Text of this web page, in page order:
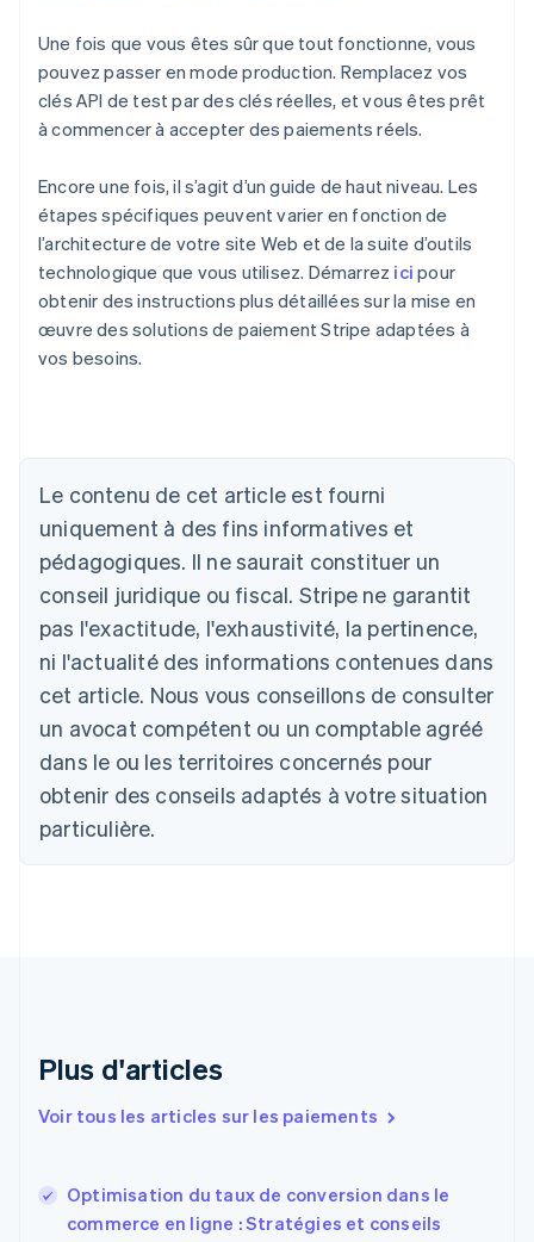
Une fois que vous êtes sûr que tout fonctionne, vous
pouvez passer en mode production. Remplacez vos
clés API de test par des clés réelles, et vous êtes prêt
à commencer à accepter des paiements réels.
Encore une fois, il s’agit d’un guide de haut niveau. Les
étapes spécifiques peuvent varier en fonction de
l’architecture de votre site Web et de la suite d’outils
technologique que vous utilisez. Démarrez ici pour
obtenir des instructions plus détaillées sur la mise en
œuvre des solutions de paiement Stripe adaptées à
vos besoins.
Le contenu de cet article est fourni
uniquement à des fins informatives et
pédagogiques. Il ne saurait constituer un
conseil juridique ou fiscal. Stripe ne garantit
pas l'exactitude, l'exhaustivité, la pertinence,
ni l'actualité des informations contenues dans
cet article. Nous vous conseillons de consulter
un avocat compétent ou un comptable agréé
dans le ou les territoires concernés pour
obtenir des conseils adaptés à votre situation
particulière.
Plus d'articles
Voir tous les articles sur les paiements
Optimisation du taux de conversion dans le
commerce en ligne : Stratégies et conseils
DeutschEnglish
Australie
English
Autriche
DeutschEnglish
Belgique
Nederlands Français DeutschEnglish
Brésil
Português English
Bulgarie
English
Canada
Chine continentale
简体中文English
Español English
English
Finlande
EnglishSvenska